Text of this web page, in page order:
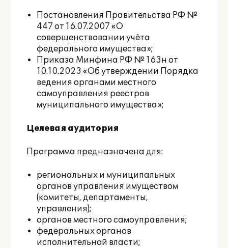
Постановления Правительства РФ №
447 от 16.07.2007 «О
совершенствовании учёта
федерального имущества»;
Приказа Минфина РФ № 163н от
10.10.2023 «Об утверждении Порядка
ведения органами местного
самоуправления реестров
муниципального имущества»;
Целевая аудитория
Программа предназначена для:
региональных и муниципальных
органов управления имуществом
(комитеты, департаменты,
управления);
органов местного самоуправления;
федеральных органов
исполнительной власти;